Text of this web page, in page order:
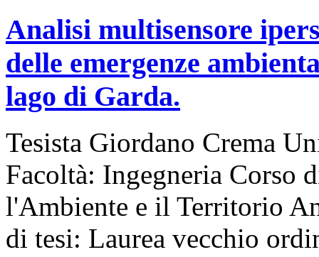
Analisi multisensore
delle emergenze
lago di Garda.
Tesista Giordano Crema
Facoltà: Ingegneria Corso
l'Ambiente e il Territorio
di tesi: Laurea vecchio